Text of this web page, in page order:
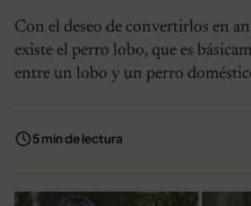
Con el deseo de convertirlos en
existe el perro lobo, que es
entre un lobo y un perro
5 min de lectura